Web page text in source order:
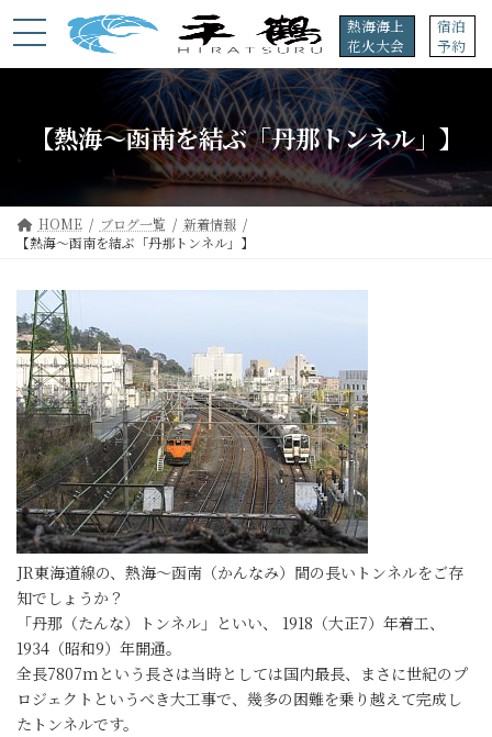
ン
プ
ビ
動
熱海海上
花火大会
宿泊
予約
【熱海～函南を結ぶ「丹那トンネル」】
HOME ブログ一覧
新着情報
【熱海～函南を結ぶ「丹那トンネル」】
JR東海道線の、熱海～函南（かんなみ）間の長いトンネルをご存
知でしょうか？
「丹那（たんな）トンネル」といい、 1918（大正7）年着工、
1934（昭和9）年開通。
全長7807mという長さは当時としては国内最長、まさに世紀のプ
ロジェクトというべき大工事で、幾多の困難を乗り越えて完成し
たトンネルです。